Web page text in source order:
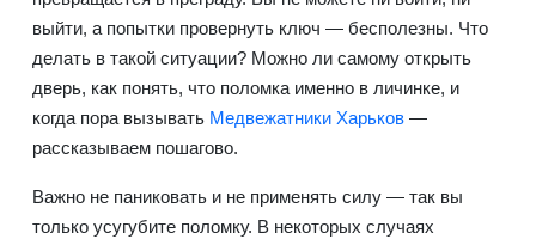
выйти, а попытки провернуть ключ — бесполезны. Что
делать в такой ситуации? Можно ли самому открыть
дверь, как понять, что поломка именно в личинке, и
когда пора вызывать Медвежатники Харьков —
рассказываем пошагово.
Важно не паниковать и не применять силу — так вы
только усугубите поломку. В некоторых случаях